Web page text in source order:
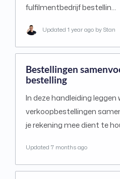
fulfilmentbedrijf bestellin…
Updated 1 year ago by Stan
Bestellingen
bestelling
In deze handleiding leggen
verkoopbestellingen
je rekening mee dient te
Updated 7 months ago